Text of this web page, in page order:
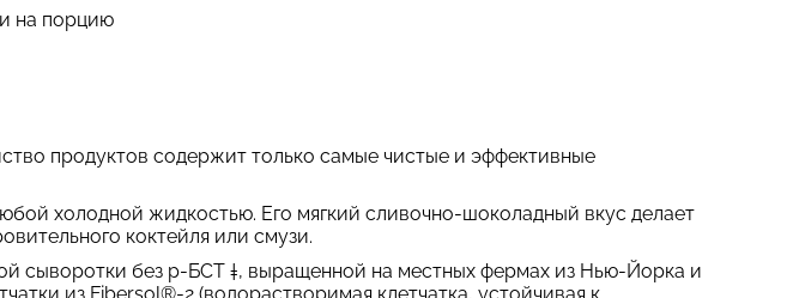
на порцию
продуктов содержит только самые чистые и эффективные
холодной жидкостью. Его мягкий сливочно-шоколадный вкус делает
коктейля или смузи.
сыворотки без р-БСТ ‡, выращенной на местных фермах из Нью-Йорка и